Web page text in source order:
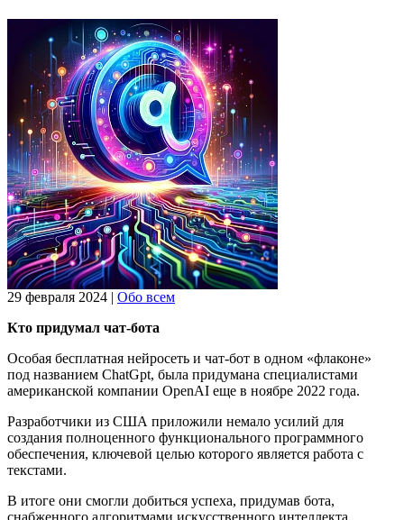
29 февраля 2024 | Обо всем
Кто придумал чат-бота
Особая бесплатная нейросеть и чат-бот в одном «флаконе»
под названием ChatGpt, была придумана специалистами
американской компании OpenAI еще в ноябре 2022 года.
Разработчики из США приложили немало усилий для
создания полноценного функционального программного
обеспечения, ключевой целью которого является работа с
текстами.
В итоге они смогли добиться успеха, придумав бота,
снабженного алгоритмами искусственного интеллекта,